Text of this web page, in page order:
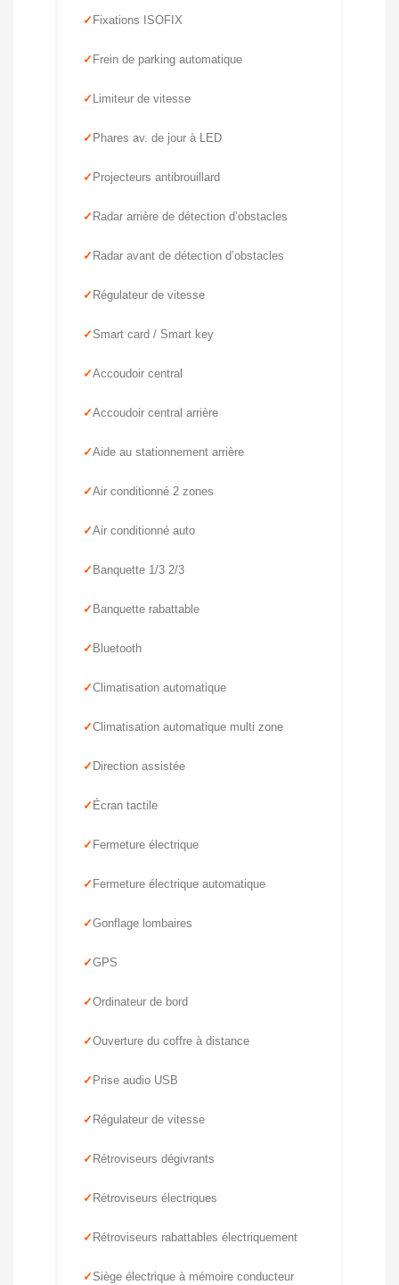
Fixations ISOFIX
Frein de parking automatique
Limiteur de vitesse
Phares av. de jour à LED
Projecteurs antibrouillard
Radar arrière de détection d’obstacles
Radar avant de détection d’obstacles
Régulateur de vitesse
Smart card / Smart key
Accoudoir central
Accoudoir central arrière
Aide au stationnement arrière
Air conditionné 2 zones
Air conditionné auto
Banquette 1/3 2/3
Banquette rabattable
Bluetooth
Climatisation automatique
Climatisation automatique multi zone
Direction assistée
Écran tactile
Fermeture électrique
Fermeture électrique automatique
Gonflage lombaires
GPS
Ordinateur de bord
Ouverture du coffre à distance
Prise audio USB
Régulateur de vitesse
Rétroviseurs dégivrants
Rétroviseurs électriques
Rétroviseurs rabattables électriquement
Siège électrique à mémoire conducteur